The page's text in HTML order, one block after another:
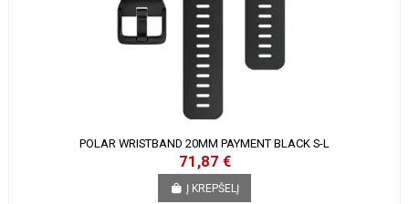
POLAR WRISTBAND 20MM PAYMENT BLACK S-L
71,87 €
Į KREPŠELĮ